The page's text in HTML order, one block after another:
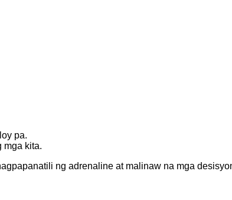
pa.
mga kita.
ng adrenaline at malinaw na mga